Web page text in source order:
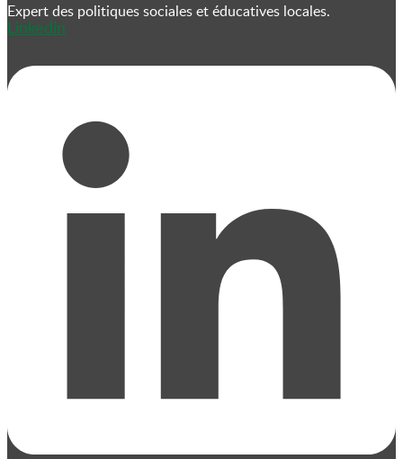
Expert des politiques sociales et éducatives locales.
Linkedin